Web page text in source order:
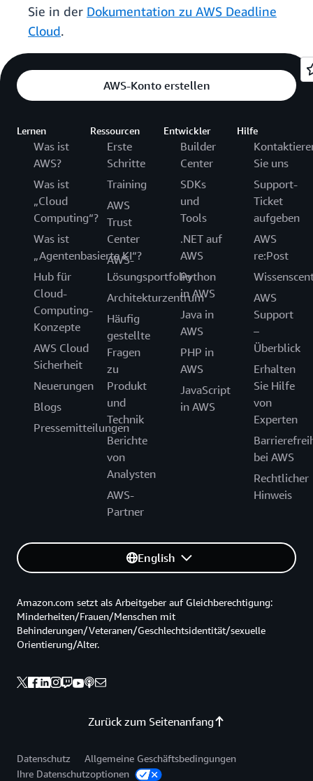
Sie in der Dokumentation zu AWS Deadline
Cloud.
AWS-Konto erstellen
Lernen
Was ist
AWS?
Was ist
„Cloud
Computing“?
Was ist
„Agentenbasierte KI“?
Hub für
Cloud-
Computing-
Konzepte
AWS Cloud
Sicherheit
Neuerungen
Blogs
Pressemitteilungen
Ressourcen
Erste
Schritte
Training
AWS
Trust
Center
AWS-
Lösungsportfolio
Architekturzentrum
Häufig
gestellte
Fragen
zu
Produkt
und
Technik
Berichte
von
Analysten
AWS-
Partner
Entwickler
Builder
Center
SDKs
und
Tools
.NET auf
AWS
Python
in AWS
Java in
AWS
PHP in
AWS
JavaScript
in AWS
Hilfe
Sie uns
Support-
Ticket
aufgeben
AWS
re:Post
AWS
Support
–
Überblick
Erhalten
Sie Hilfe
von
Experten
bei AWS
Rechtlicher
Hinweis
English
Zurück zum Seitenanfang
Amazon.com setzt als Arbeitgeber auf Gleichberechtigung:
Minderheiten/Frauen/Menschen mit
Behinderungen/Veteranen/Geschlechtsidentität/sexuelle
Orientierung/Alter.
Datenschutz
Allgemeine Geschäftsbedingungen
Ihre Datenschutzoptionen